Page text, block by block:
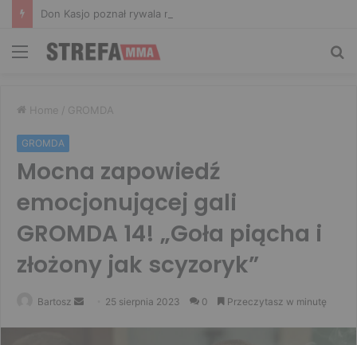
Menu
Home / GROMDA
GROMDA
Mocna zapowiedź
emocjonującej gali
GROMDA 14! „Goła piącha i
złożony jak scyzoryk”
Bartosz
Send 25 sierpnia 2023 0 Przeczytasz w minutę